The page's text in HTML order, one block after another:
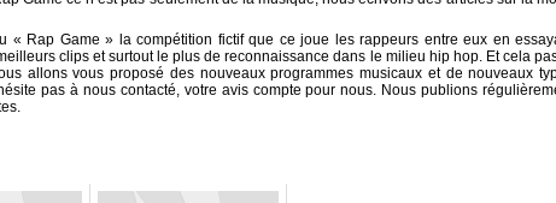
« Rap Game » la compétition fictif que ce joue les rappeurs entre eux en
clips et surtout le plus de reconnaissance dans le milieu hip hop. Et cela
allons vous proposé des nouveaux programmes musicaux et de nouveaux
pas à nous contacté, votre avis compte pour nous. Nous publions